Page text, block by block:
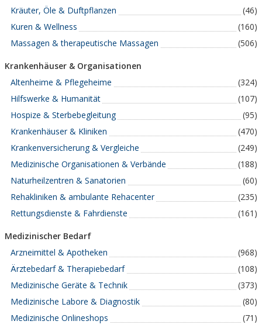
Kräuter, Öle & Duftpflanzen
(46)
Kuren & Wellness
(160)
Massagen & therapeutische Massagen
(506)
Krankenhäuser & Organisationen
Altenheime & Pflegeheime
(324)
Hilfswerke & Humanität
(107)
Hospize & Sterbebegleitung
(95)
Krankenhäuser & Kliniken
(470)
Krankenversicherung & Vergleiche
(249)
Medizinische Organisationen & Verbände
(188)
Naturheilzentren & Sanatorien
(60)
Rehakliniken & ambulante Rehacenter
(235)
Rettungsdienste & Fahrdienste
(161)
Medizinischer Bedarf
Arzneimittel & Apotheken
(968)
Ärztebedarf & Therapiebedarf
(108)
Medizinische Geräte & Technik
(373)
Medizinische Labore & Diagnostik
(80)
Medizinische Onlineshops
(71)